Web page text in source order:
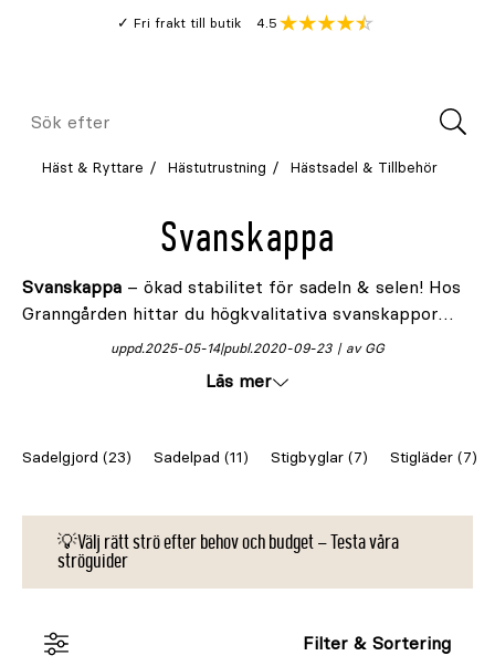
Fri frakt till butik
Genomsnitt
4.5
Meny
Sök
Häst & Ryttare Hästutrustning Hästsadel & Tillbehör
Svanskappa
Svanskappa – ökad stabilitet för sadeln & selen! Hos
Granngården hittar du högkvalitativa svanskappor
som hjälper till att förhindra att sadeln glider framåt
och ryttare en tryggare upplevelse.
publ.2020-09-23
uppd.2025-05-14 av GG
Läs mer
Sadelgjord (23) Sadelpad (11) Stigbyglar (7) Stigläder (7)
💡Välj rätt strö efter behov och budget – Testa våra
ströguider
Filter & Sortering